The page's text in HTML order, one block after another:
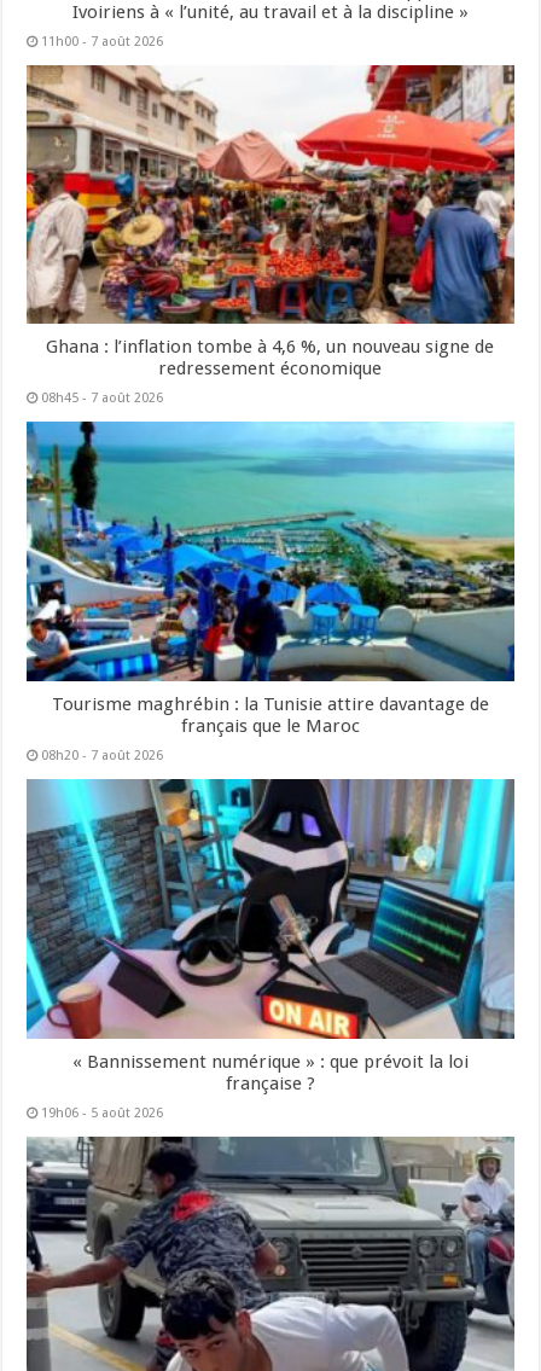
Ivoiriens à « l’unité, au travail et à la discipline »
11h00 - 7 août 2026
Ghana : l’inflation tombe à 4,6 %, un nouveau signe de
redressement économique
08h45 - 7 août 2026
Tourisme maghrébin : la Tunisie attire davantage de
français que le Maroc
08h20 - 7 août 2026
« Bannissement numérique » : que prévoit la loi
française ?
19h06 - 5 août 2026